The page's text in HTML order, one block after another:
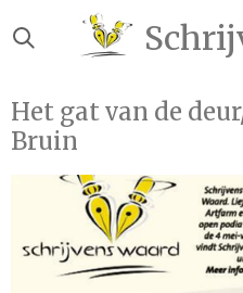
Ga
direct
de
hoofdinhoud
Het gat van de
Bruin